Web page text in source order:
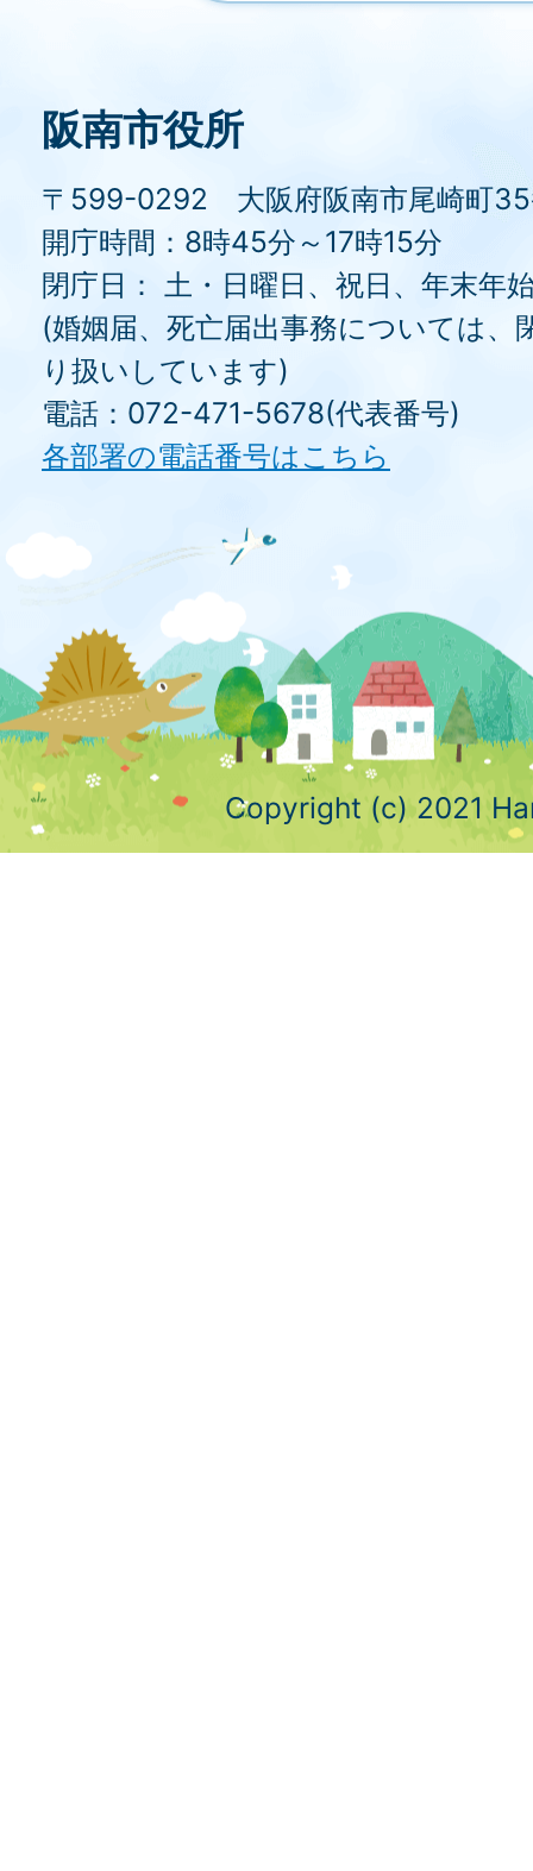
阪南市役所
〒599-0292 大阪府阪南市尾崎町35
開庁時間：8時45分～17時15分
閉庁日： 土・日曜日、祝日、年末年
(婚姻届、死亡届出事務については、
り扱いしています)
電話：072-471-5678(代表番号)
各部署の電話番号はこちら
Copyright (c) 2021